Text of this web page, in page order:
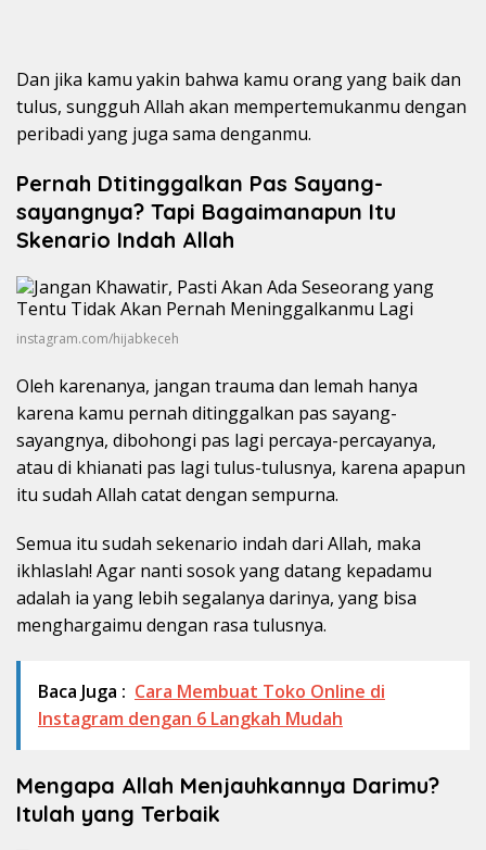
Dan jika kamu yakin bahwa kamu orang yang baik dan
tulus, sungguh Allah akan mempertemukanmu dengan
peribadi yang juga sama denganmu.
Pernah Dtitinggalkan Pas Sayang-
sayangnya? Tapi Bagaimanapun Itu
Skenario Indah Allah
instagram.com/hijabkeceh
Oleh karenanya, jangan trauma dan lemah hanya
karena kamu pernah ditinggalkan pas sayang-
sayangnya, dibohongi pas lagi percaya-percayanya,
atau di khianati pas lagi tulus-tulusnya, karena apapun
itu sudah Allah catat dengan sempurna.
Semua itu sudah sekenario indah dari Allah, maka
ikhlaslah! Agar nanti sosok yang datang kepadamu
adalah ia yang lebih segalanya darinya, yang bisa
menghargaimu dengan rasa tulusnya.
Baca Juga : Cara Membuat Toko Online di
Instagram dengan 6 Langkah Mudah
Mengapa Allah Menjauhkannya Darimu?
Itulah yang Terbaik